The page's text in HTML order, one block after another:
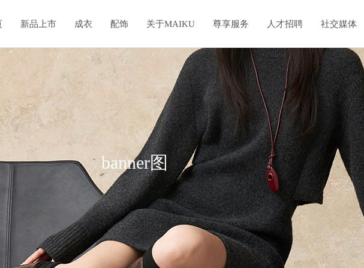
新品上市 成衣 配饰 关于MAIKU 尊享服务 人才招聘 社交媒体
banner图